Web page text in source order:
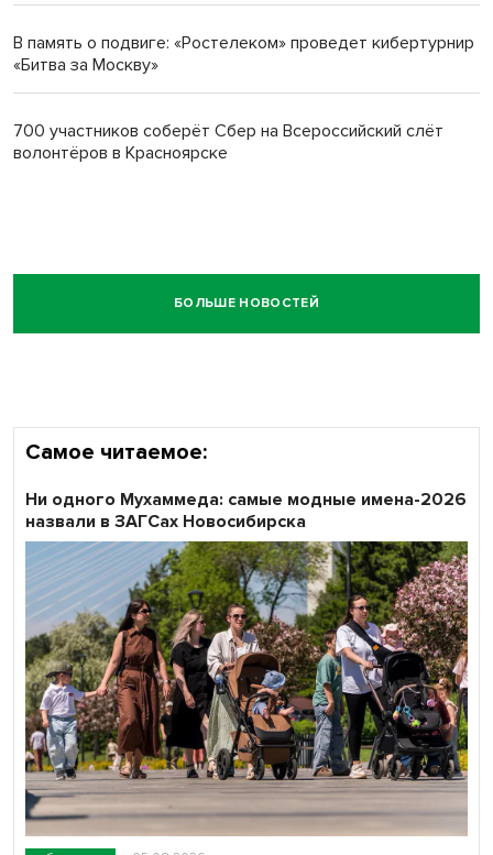
В память о подвиге: «Ростелеком» проведет кибертурнир
«Битва за Москву»
700 участников соберёт Сбер на Всероссийский слёт
волонтёров в Красноярске
БОЛЬШЕ НОВОСТЕЙ
Самое читаемое:
Ни одного Мухаммеда: самые модные имена-2026
назвали в ЗАГСах Новосибирска